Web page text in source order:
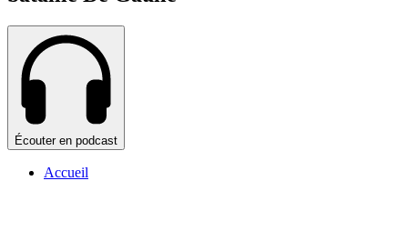
Écouter en podcast
Accueil